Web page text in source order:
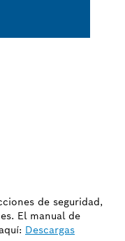
de seguridad,
El manual de
Descargas